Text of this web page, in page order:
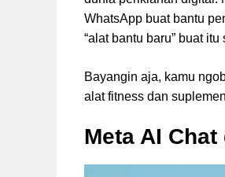
WhatsApp buat bantu
“alat bantu baru” buat itu
Bayangin aja, kamu
alat fitness dan
Meta AI